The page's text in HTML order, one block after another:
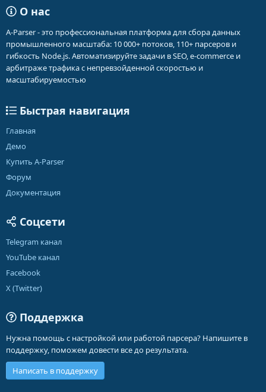
О нас
A-Parser - это профессиональная платформа для сбора данных
промышленного масштаба: 10 000+ потоков, 110+ парсеров и
гибкость Node.js. Автоматизируйте задачи в SEO, e-commerce и
арбитраже трафика с непревзойденной скоростью и
масштабируемостью
Быстрая навигация
Главная
Демо
Купить A-Parser
Форум
Документация
Соцсети
Telegram канал
YouTube канал
Facebook
X (Twitter)
Поддержка
Нужна помощь с настройкой или работой парсера? Напишите в
поддержку, поможем довести все до результата.
Написать в поддержку